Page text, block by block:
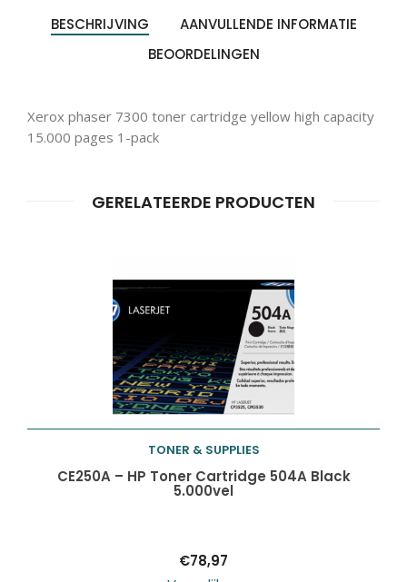
BESCHRIJVING
AANVULLENDE INFORMATIE
BEOORDELINGEN
Xerox phaser 7300 toner cartridge yellow high capacity
15.000 pages 1-pack
GERELATEERDE PRODUCTEN
Toevoegen aan
TONER & SUPPLIES
CE250A – HP Toner Cartridge 504A Black
5.000vel
€78,97
Producten
zoeken ZOEKEN